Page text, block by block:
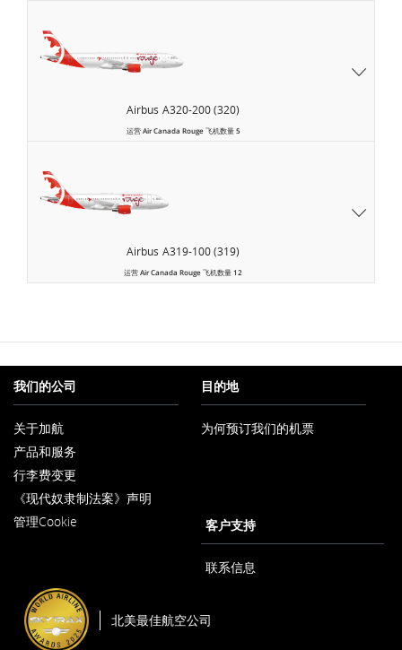
Airbus A320-200 (320)
运营Air Canada Rouge 飞机数量5
Airbus A319-100 (319)
运营Air Canada Rouge飞机数量12
我们的公司
关于加航
新
窗
口
内
开
产品和服务
行李费变更
《现代奴隶制法案》声明
管理Cookie
目的地
为何预订我们的机票
客户支持
联系信息
北美最佳航空公司